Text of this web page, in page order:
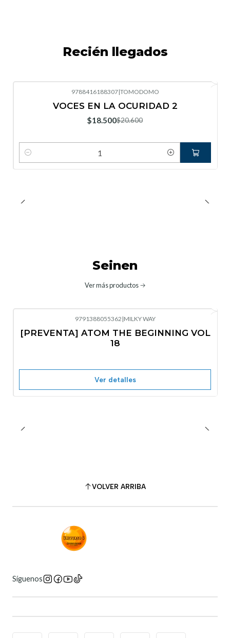
Recién llegados
9788416188307|TOMODOMO
VOCES EN LA OCURIDAD 2
$18.500$20.600
Cantidad
Seinen
Ver más productos
9791388055362 |MILKY WAY
[PREVENTA] ATOM THE BEGINNING VOL
18
Ver detalles
VOLVER ARRIBA
Síguenos